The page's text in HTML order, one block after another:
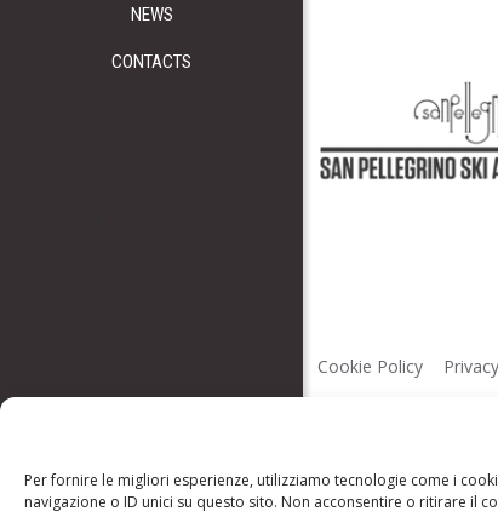
Per fornire le migliori esperienze, utilizziamo tecnologie come i
navigazione o ID unici su questo sito. Non acconsentire o ritirare il
NEWS
CONTACTS
Cookie Policy